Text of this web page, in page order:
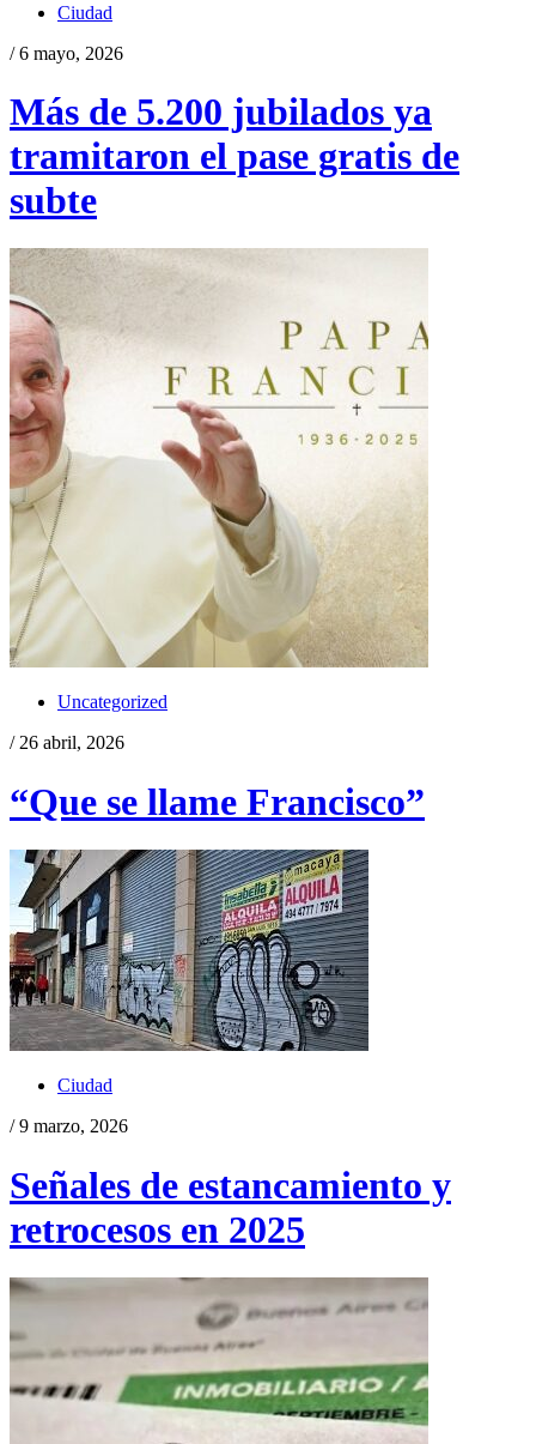
Ciudad
/ 6 mayo, 2026
Más de 5.200 jubilados ya
tramitaron el pase gratis de
subte
Uncategorized
/ 26 abril, 2026
“Que se llame Francisco”
Ciudad
/ 9 marzo, 2026
Señales de estancamiento y
retrocesos en 2025